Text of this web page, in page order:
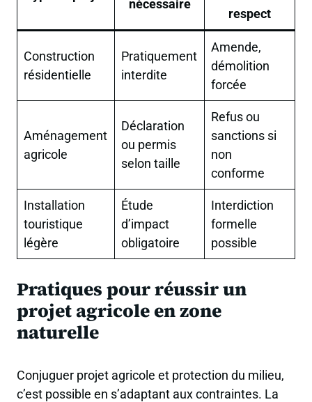
nécessaire
respect
Construction
résidentielle
Pratiquement
interdite
Amende,
démolition
forcée
Aménagement
agricole
Déclaration
ou permis
selon taille
Refus ou
sanctions si
non
conforme
Installation
touristique
légère
Étude
d’impact
obligatoire
Interdiction
formelle
possible
Pratiques pour réussir un
projet agricole en zone
naturelle
Conjuguer projet agricole et protection du milieu,
c’est possible en s’adaptant aux contraintes. La